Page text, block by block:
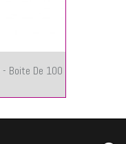
Boite De 100